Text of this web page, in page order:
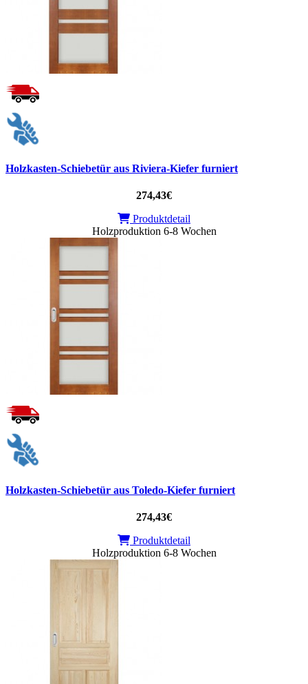
Holzkasten-Schiebetür aus Riviera-Kiefer furniert
274,43€
Produktdetail
Holzproduktion 6-8 Wochen
Holzkasten-Schiebetür aus Toledo-Kiefer furniert
274,43€
Produktdetail
Holzproduktion 6-8 Wochen